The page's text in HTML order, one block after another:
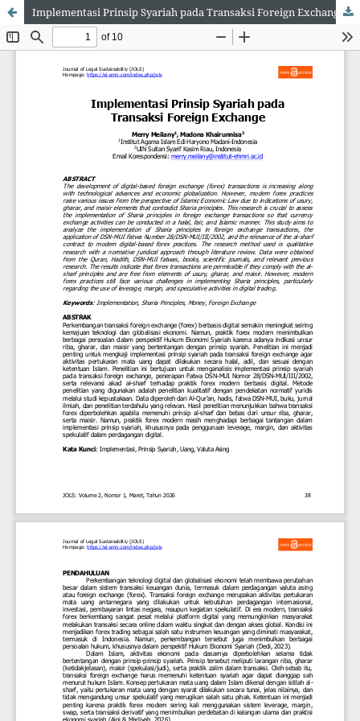
Implementasi Prinsip Syariah pada Transaksi Foreign Exchange